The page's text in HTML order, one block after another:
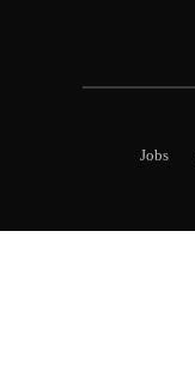
Jobs